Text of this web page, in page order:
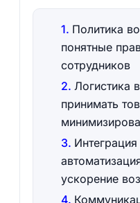
Политика
понятные
сотрудников
Логистика
принимать
ускорение